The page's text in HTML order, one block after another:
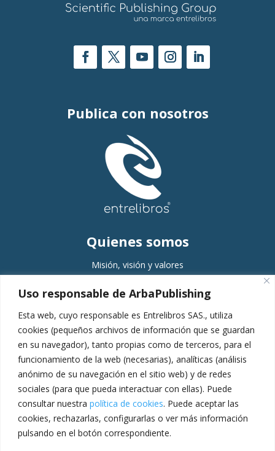
Uso responsable de ArbaPublishing
Esta web, cuyo responsable es Entrelibros SAS., utiliza
cookies (pequeños archivos de información que se guardan
en su navegador), tanto propias como de terceros, para el
funcionamiento de la web (necesarias), analíticas (análisis
anónimo de su navegación en el sitio web) y de redes
sociales (para que pueda interactuar con ellas). Puede
consultar nuestra política de cookies. Puede aceptar las
cookies, rechazarlas, configurarlas o ver más información
pulsando en el botón correspondiente.
Publica con nosotros
Quienes somos
Misión, visión y valores
Equipo
Servicios
Planeación
Gestión
Producción
Pospublicación
Escuela de formación